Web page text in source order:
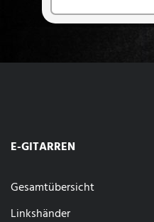
E-GITARREN
Gesamtübersicht
Linkshänder